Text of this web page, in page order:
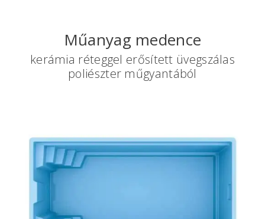
Műanyag medence
kerámia réteggel erősített üvegszálas
poliészter műgyantából